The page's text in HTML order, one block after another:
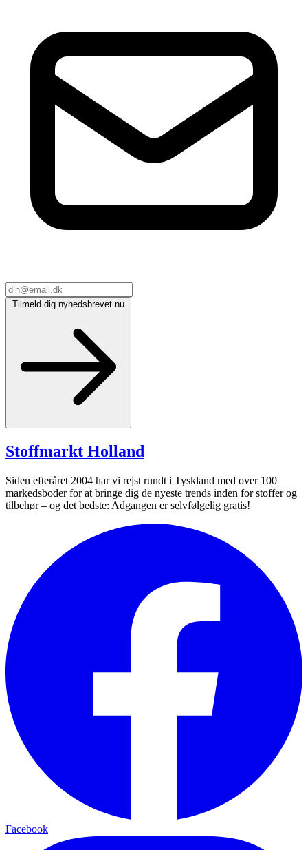
Tilmeld dig nyhedsbrevet nu
Stoffmarkt Holland
Siden efteråret 2004 har vi rejst rundt i Tyskland med over 100
markedsboder for at bringe dig de nyeste trends inden for stoffer og
tilbehør – og det bedste: Adgangen er selvfølgelig gratis!
Facebook